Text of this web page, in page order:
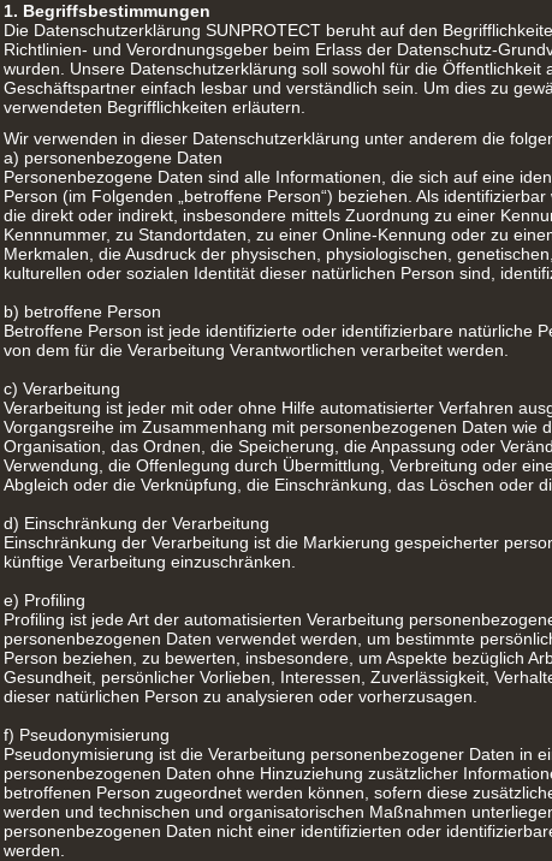
1. Begriffsbestimmungen
Die Datenschutzerklärung SUNPROTECT beruht auf den
Richtlinien- und Verordnungsgeber beim Erlass der Datenschutz-
wurden. Unsere Datenschutzerklärung soll sowohl für die Öffentlichkeit
Geschäftspartner einfach lesbar und verständlich sein. Um dies zu
verwendeten Begrifflichkeiten erläutern.
Wir verwenden in dieser Datenschutzerklärung unter anderem die
a) personenbezogene Daten
Personenbezogene Daten sind alle Informationen, die sich auf eine
Person (im Folgenden „betroffene Person“) beziehen. Als
die direkt oder indirekt, insbesondere mittels Zuordnung zu einer
Kennnummer, zu Standortdaten, zu einer Online-Kennung oder zu
Merkmalen, die Ausdruck der physischen, physiologischen,
kulturellen oder sozialen Identität dieser natürlichen Person sind,
b) betroffene Person
Betroffene Person ist jede identifizierte oder identifizierbare natürliche
von dem für die Verarbeitung Verantwortlichen verarbeitet werden.
c) Verarbeitung
Verarbeitung ist jeder mit oder ohne Hilfe automatisierter Verfahren
Vorgangsreihe im Zusammenhang mit personenbezogenen Daten wie
Organisation, das Ordnen, die Speicherung, die Anpassung oder
Verwendung, die Offenlegung durch Übermittlung, Verbreitung oder
Abgleich oder die Verknüpfung, die Einschränkung, das Löschen oder
d) Einschränkung der Verarbeitung
Einschränkung der Verarbeitung ist die Markierung gespeicherter
künftige Verarbeitung einzuschränken.
e) Profiling
Profiling ist jede Art der automatisierten Verarbeitung
personenbezogenen Daten verwendet werden, um bestimmte
Person beziehen, zu bewerten, insbesondere, um Aspekte bezüglich
Gesundheit, persönlicher Vorlieben, Interessen, Zuverlässigkeit,
dieser natürlichen Person zu analysieren oder vorherzusagen.
f) Pseudonymisierung
Pseudonymisierung ist die Verarbeitung personenbezogener Daten in
personenbezogenen Daten ohne Hinzuziehung zusätzlicher
betroffenen Person zugeordnet werden können, sofern diese
werden und technischen und organisatorischen Maßnahmen
personenbezogenen Daten nicht einer identifizierten oder
werden.